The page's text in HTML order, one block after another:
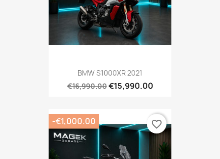
BMW S1000XR 2021
€16,990.00€15,990.00
-€1,000.00 favorite_border